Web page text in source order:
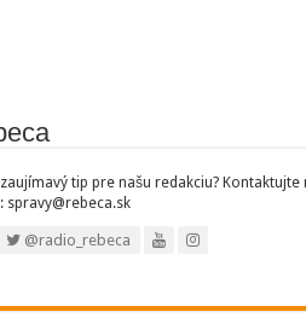
tip pre našu redakciu?
spravy@rebeca.sk
@radio_rebeca